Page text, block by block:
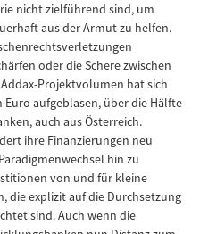
nicht zielführend sind, um
aus der Armut zu helfen.
oder die Schere zwischen
Projektvolumen hat sich
aufgeblasen, über die Hälfte
auch aus Österreich.
ihre Finanzierungen neu
hin zu
von und für kleine
explizit auf die Durchsetzung
sind. Auch wenn die